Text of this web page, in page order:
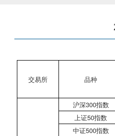
交易所 品种
沪深300指数
上证50指数
中证500指数